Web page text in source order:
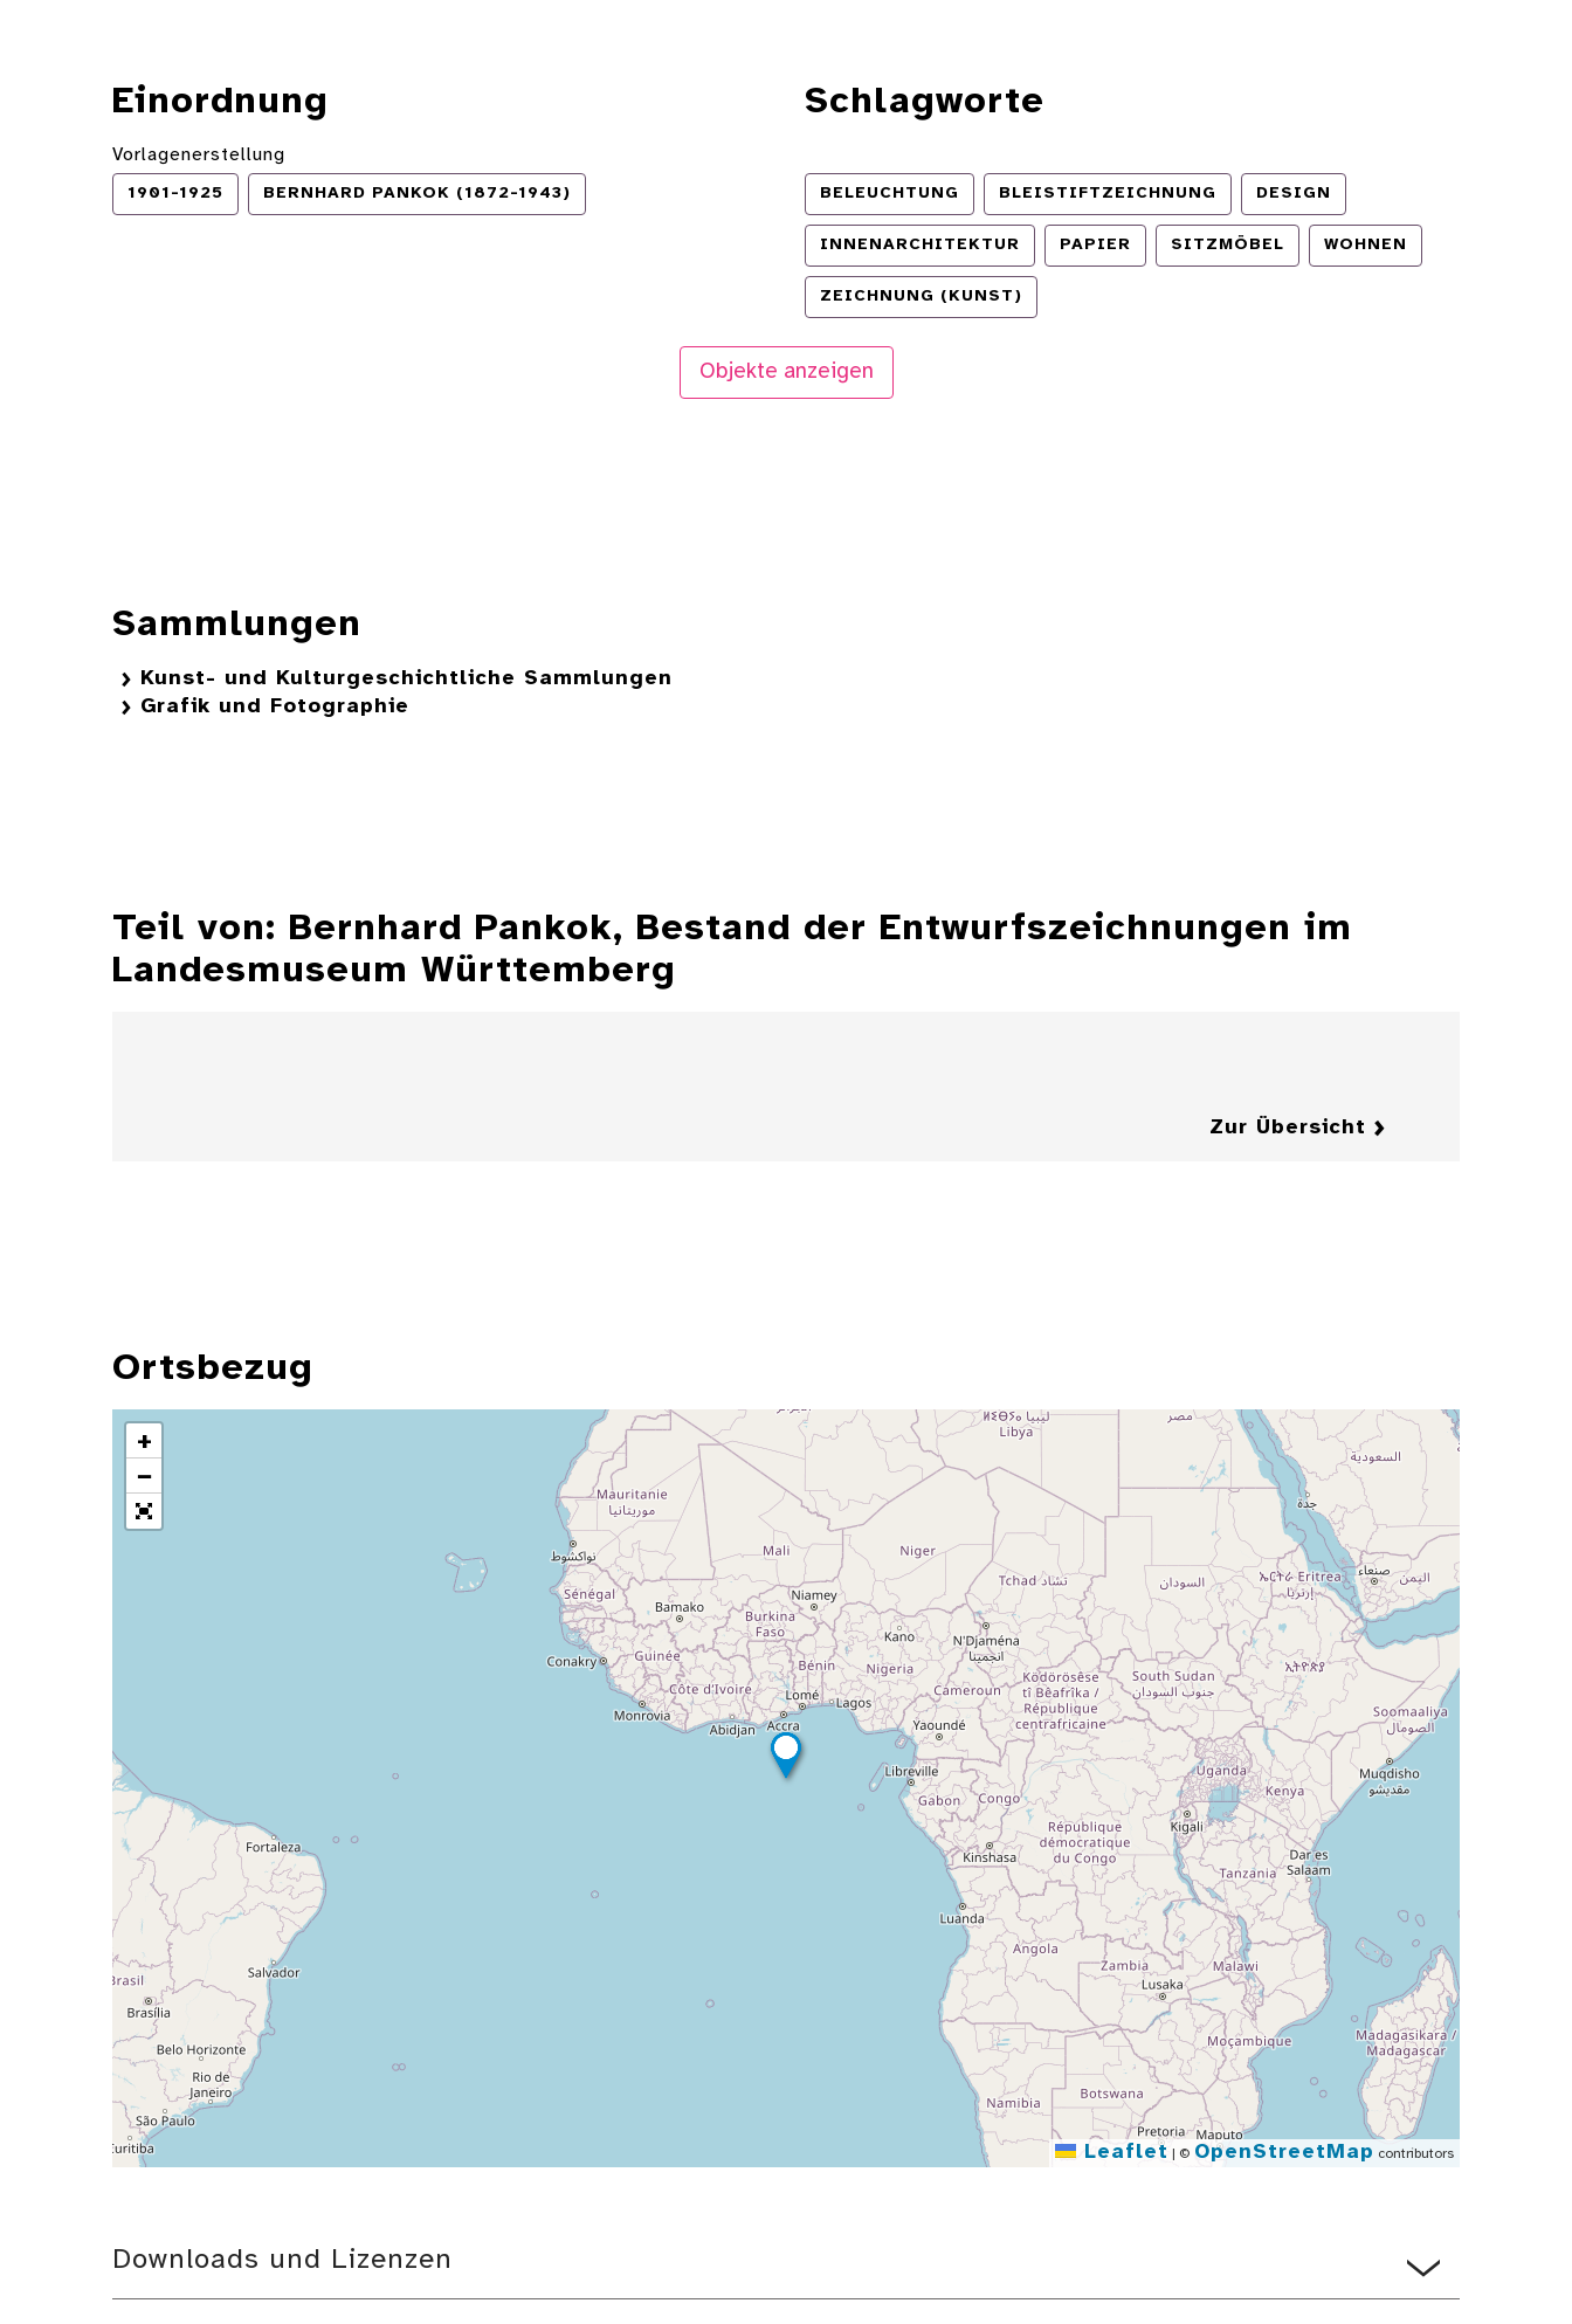
Einordnung
Vorlagenerstellung
1901-1925 BERNHARD PANKOK (1872-1943)
Schlagworte
BELEUCHTUNG BLEISTIFTZEICHNUNG DESIGN
INNENARCHITEKTUR PAPIER SITZMÖBEL WOHNEN
ZEICHNUNG (KUNST)
Objekte anzeigen
Sammlungen
Kunst- und Kulturgeschichtliche Sammlungen
Grafik und Fotographie
Teil von: Bernhard Pankok, Bestand der Entwurfszeichnungen im
Landesmuseum Württemberg
Zur Übersicht
Ortsbezug
+
−
Leaflet © OpenStreetMap contributors
Downloads und Lizenzen